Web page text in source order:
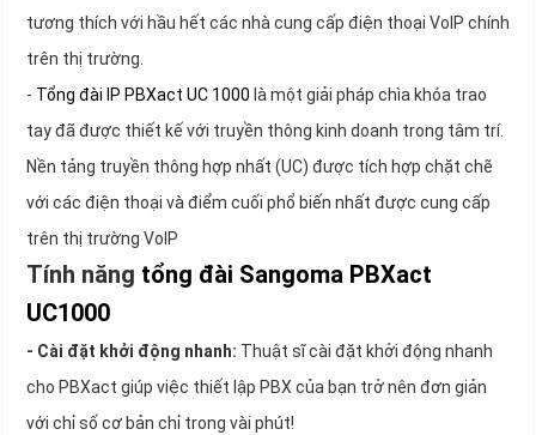
tương thích với hầu hết các nhà cung cấp điện thoại VoIP chính
trên thị trường.
- Tổng đài IP PBXact UC 1000 là một giải pháp chìa khóa trao
tay đã được thiết kế với truyền thông kinh doanh trong tâm trí.
Nền tảng truyền thông hợp nhất (UC) được tích hợp chặt chẽ
với các điện thoại và điểm cuối phổ biến nhất được cung cấp
trên thị trường VoIP
Tính năng tổng đài Sangoma PBXact
UC1000
- Cài đặt khởi động nhanh: Thuật sĩ cài đặt khởi động nhanh
cho PBXact giúp việc thiết lập PBX của bạn trở nên đơn giản
với chỉ số cơ bản chỉ trong vài phút!